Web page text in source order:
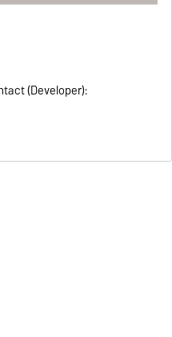
(Developer):